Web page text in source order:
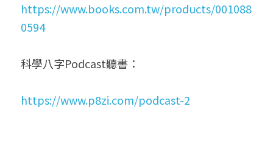
https://www.books.com.tw/products/001088
0594
科學八字Podcast聽書：
https://www.p8zi.com/podcast-2